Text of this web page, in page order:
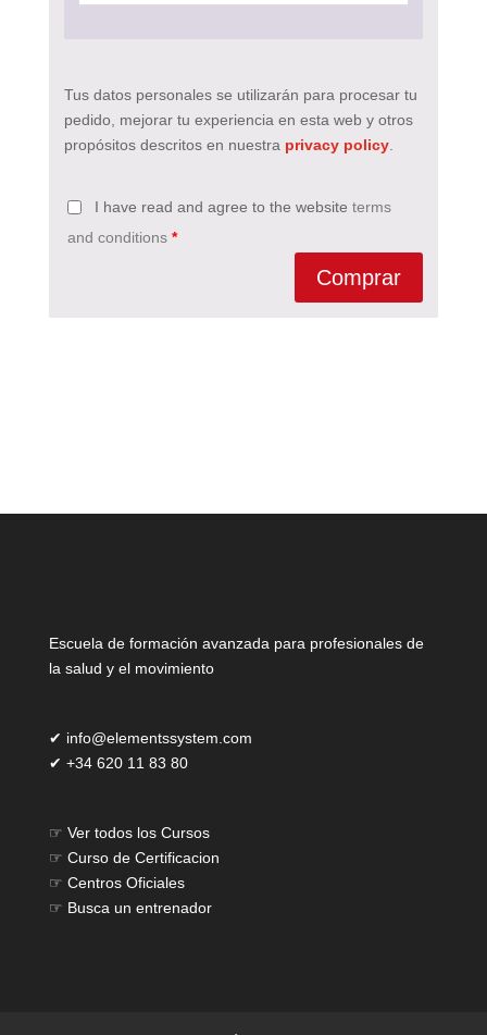
Tus datos personales se utilizarán para procesar tu
pedido, mejorar tu experiencia en esta web y otros
propósitos descritos en nuestra privacy policy.
I have read and agree to the website terms
and conditions *
Comprar
Escuela de formación avanzada para profesionales de
la salud y el movimiento
✔ info@elementssystem.com
✔ +34 620 11 83 80
☞ Ver todos los Cursos
☞ Curso de Certificacion
☞ Centros Oficiales
☞ Busca un entrenador